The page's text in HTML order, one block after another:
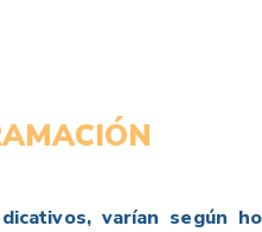
varían según